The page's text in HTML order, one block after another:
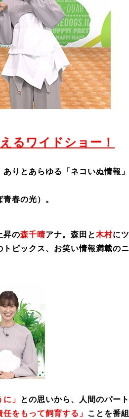
るワイドショー！
りとあらゆる「ネコいぬ情報」
青春の光）。
昇の森千晴アナ。森田と木村にツ
ピックス、お笑い情報満載のニ
」
との思いから、人間のパート
任をもって飼育する」 ことを番組